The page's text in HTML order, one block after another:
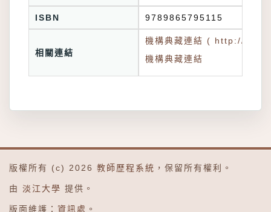
ISBN 9789865795115
相關連結
機構典藏連結 ( http://
機構典藏連結
版權所有 (c) 2026 教師歷程系統 ，保留所有權利。
由 淡江大學 提供。
版面維護： 資訊處 。